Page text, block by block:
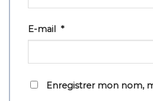
E-mail *
Enregistrer mon nom,